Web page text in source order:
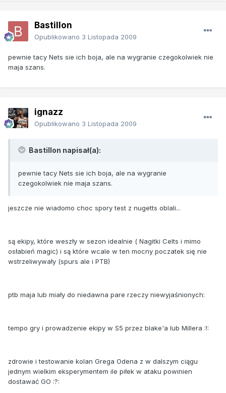
Bastillon
Opublikowano 3 Listopada 2009
pewnie tacy Nets sie ich boja, ale na wygranie czegokolwiek nie
maja szans.
ignazz
Opublikowano 3 Listopada 2009
Bastillon napisał(a):
pewnie tacy Nets sie ich boja, ale na wygranie
czegokolwiek nie maja szans.
jeszcze nie wiadomo choc spory test z nugetts oblali...
są ekipy, które weszły w sezon idealnie ( Nagitki Celts i mimo
osłabień magic) i są które wcale w ten mocny poczatek się nie
wstrzeliwywały (spurs ale i PTB)
ptb maja lub miały do niedawna pare rzeczy niewyjaśnionych:
tempo gry i prowadzenie ekipy w S5 przez blake'a lub Millera :!:
zdrowie i testowanie kolan Grega Odena z w dalszym ciągu
jednym wielkim eksperymentem ile piłek w ataku powinien
dostawać GO :?: